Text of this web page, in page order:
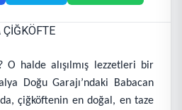
O halde alışılmış lezzetleri bir
Doğu Garajı’ndaki Babacan
çiğköftenin en doğal, en taze